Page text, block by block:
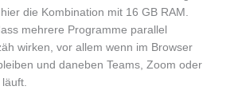
die Kombination mit 16 GB RAM.
mehrere Programme parallel
wirken, vor allem wenn im Browser
und daneben Teams, Zoom oder